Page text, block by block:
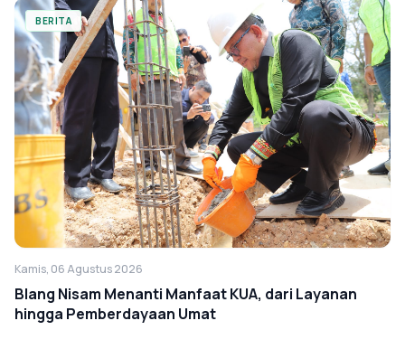
BERITA
Kamis, 06 Agustus 2026
Blang Nisam Menanti Manfaat KUA, dari Layanan
hingga Pemberdayaan Umat